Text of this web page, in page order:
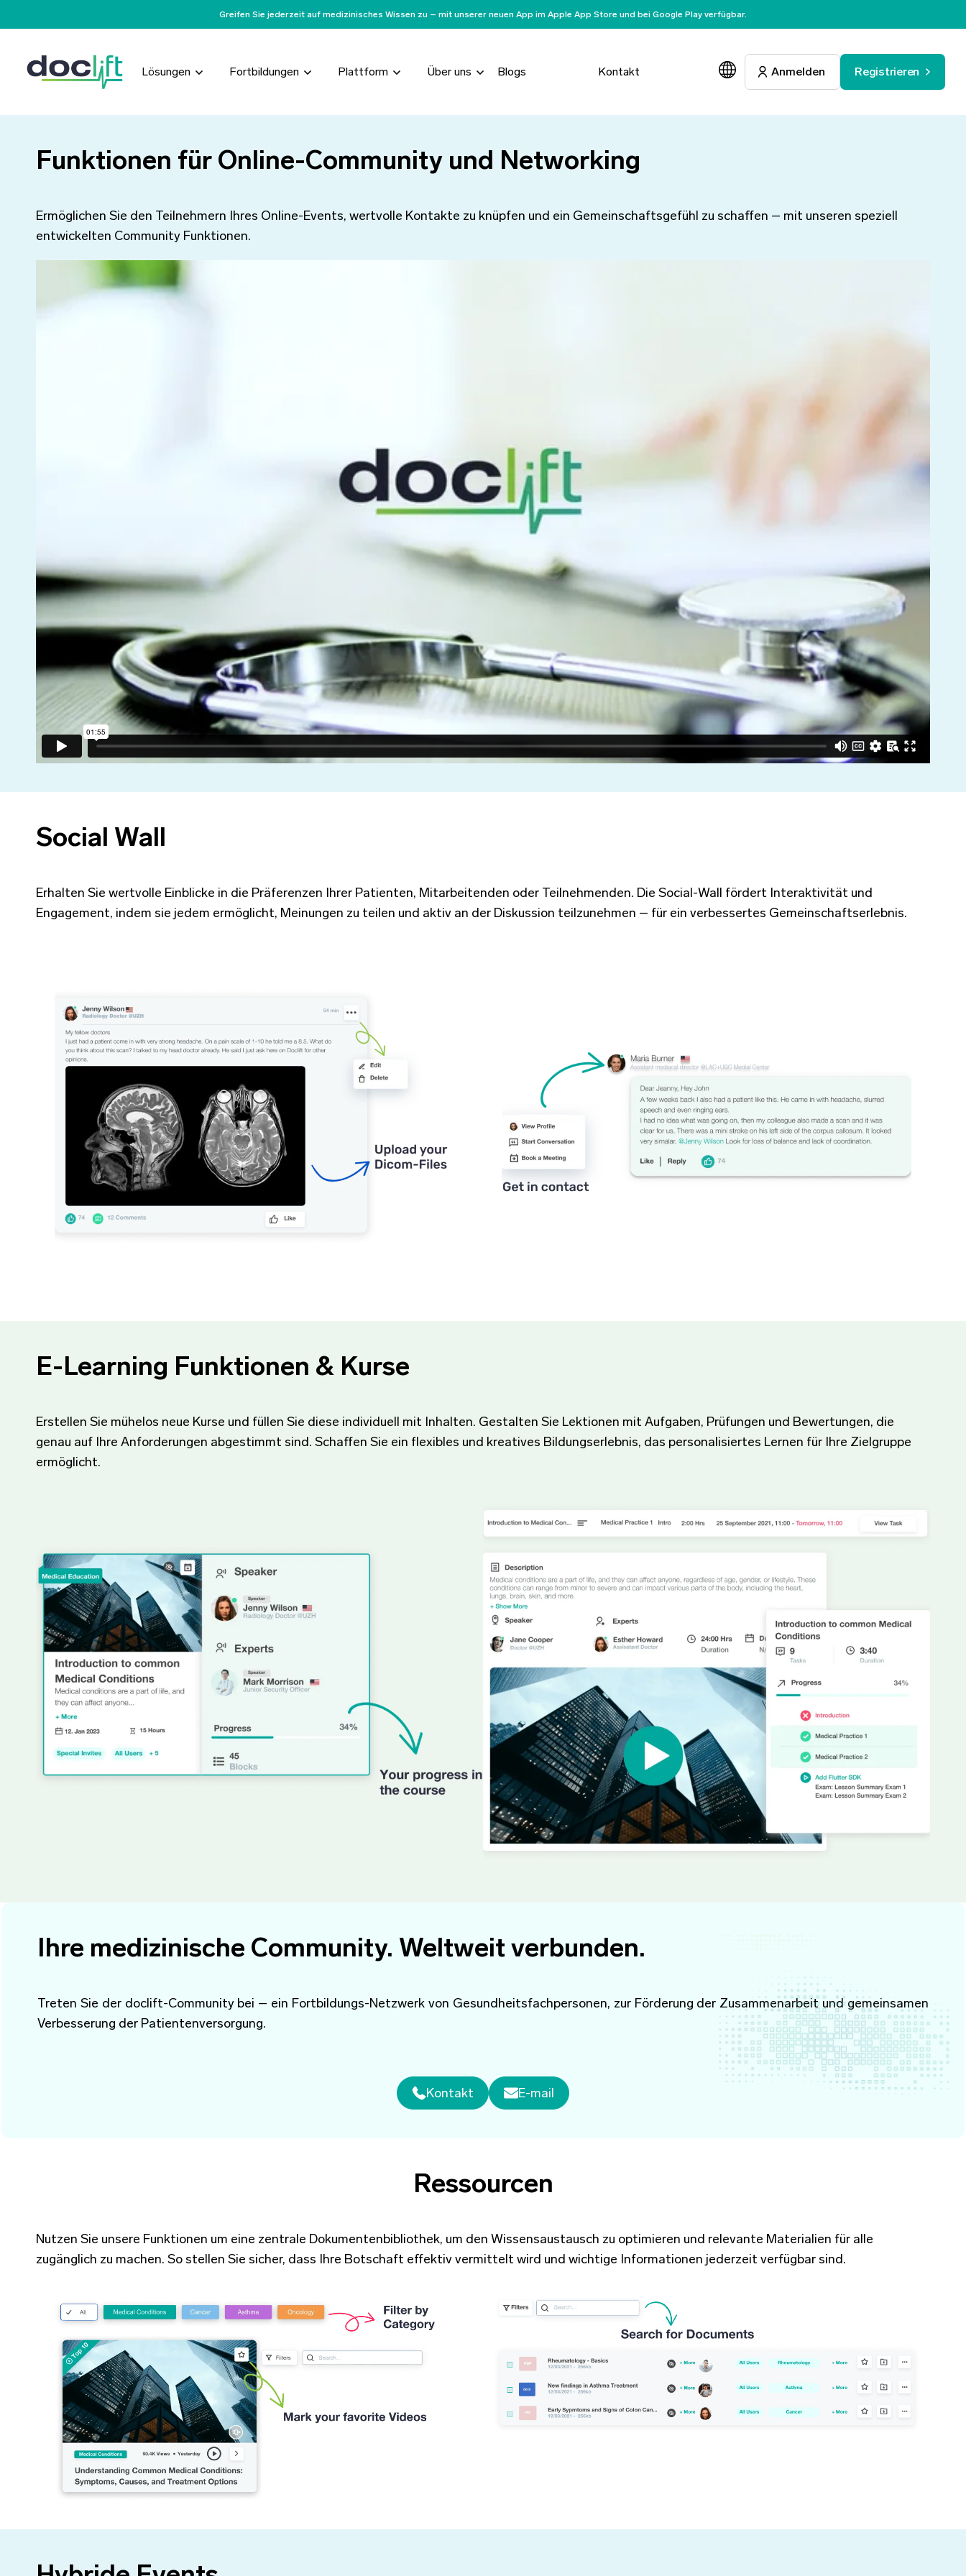
Greifen Sie jederzeit auf medizinisches Wissen zu – mit unserer neuen App im Apple App Store und bei Google Play verfügbar.
Lösungen Fortbildungen Plattform Über uns Blogs Kontakt Anmelden Registrieren
Funktionen für Online-Community und Networking
Ermöglichen Sie den Teilnehmern Ihres Online-Events, wertvolle Kontakte zu knüpfen und ein Gemeinschaftsgefühl zu schaffen – mit unseren speziell
entwickelten Community Funktionen.
Social Wall
Erhalten Sie wertvolle Einblicke in die Präferenzen Ihrer Patienten, Mitarbeitenden oder Teilnehmenden. Die Social-Wall fördert Interaktivität und
Engagement, indem sie jedem ermöglicht, Meinungen zu teilen und aktiv an der Diskussion teilzunehmen – für ein verbessertes Gemeinschaftserlebnis.
E-Learning Funktionen & Kurse
Erstellen Sie mühelos neue Kurse und füllen Sie diese individuell mit Inhalten. Gestalten Sie Lektionen mit Aufgaben, Prüfungen und Bewertungen, die
genau auf Ihre Anforderungen abgestimmt sind. Schaffen Sie ein flexibles und kreatives Bildungserlebnis, das personalisiertes Lernen für Ihre Zielgruppe
ermöglicht.
Ihre medizinische Community. Weltweit verbunden.
Treten Sie der doclift-Community bei – ein Fortbildungs-Netzwerk von Gesundheitsfachpersonen, zur Förderung der Zusammenarbeit und gemeinsamen
Verbesserung der Patientenversorgung.
Kontakt E-mail
Ressourcen
Nutzen Sie unsere Funktionen um eine zentrale Dokumentenbibliothek, um den Wissensaustausch zu optimieren und relevante Materialien für alle
zugänglich zu machen. So stellen Sie sicher, dass Ihre Botschaft effektiv vermittelt wird und wichtige Informationen jederzeit verfügbar sind.